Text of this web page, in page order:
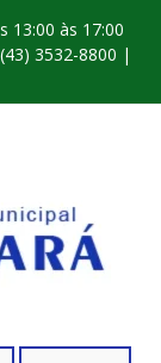
13:00 às 17:00
(43) 3532-8800 |